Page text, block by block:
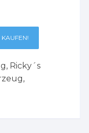
KAUFEN!
, Ricky´s
,